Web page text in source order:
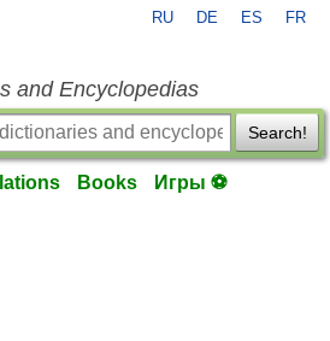
RU DE ES FR
and Encyclopedias
Search!
Books Игры ⚽